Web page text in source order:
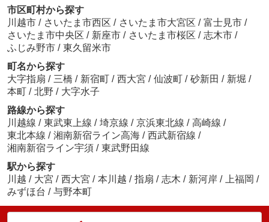
市区町村から探す
川越市 / さいたま市西区 / さいたま市大宮区 / 富士見市 /
さいたま市中央区 / 新座市 / さいたま市桜区 / 志木市 /
ふじみ野市 / 東久留米市
町名から探す
大字指扇 / 三橋 / 新宿町 / 西大宮 / 仙波町 / 砂新田 / 新堀 /
本町 / 北野 / 大字水子
路線から探す
川越線 / 東武東上線 / 埼京線 / 京浜東北線 / 高崎線 /
東北本線 / 湘南新宿ライン高海 / 西武新宿線 /
湘南新宿ライン宇須 / 東武野田線
駅から探す
川越 / 大宮 / 西大宮 / 本川越 / 指扇 / 志木 / 新河岸 / 上福岡 /
みずほ台 / 与野本町